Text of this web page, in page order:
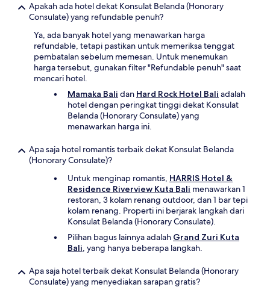
Apakah ada hotel dekat Konsulat Belanda (Honorary
Consulate) yang refundable penuh?
Ya, ada banyak hotel yang menawarkan harga
refundable, tetapi pastikan untuk memeriksa tenggat
pembatalan sebelum memesan. Untuk menemukan
harga tersebut, gunakan filter "Refundable penuh" saat
mencari hotel.
Mamaka Bali dan Hard Rock Hotel Bali adalah
hotel dengan peringkat tinggi dekat Konsulat
Belanda (Honorary Consulate) yang
menawarkan harga ini.
Apa saja hotel romantis terbaik dekat Konsulat Belanda
(Honorary Consulate)?
Untuk menginap romantis, HARRIS Hotel &
Residence Riverview Kuta Bali menawarkan 1
restoran, 3 kolam renang outdoor, dan 1 bar tepi
kolam renang. Properti ini berjarak langkah dari
Konsulat Belanda (Honorary Consulate).
Pilihan bagus lainnya adalah Grand Zuri Kuta
Bali, yang hanya beberapa langkah.
Apa saja hotel terbaik dekat Konsulat Belanda (Honorary
Consulate) yang menyediakan sarapan gratis?